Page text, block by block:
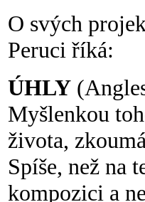
O svých
Peruci říká:
ÚHLY
Myšlenkou
života,
Spíše, než na
kompozici a